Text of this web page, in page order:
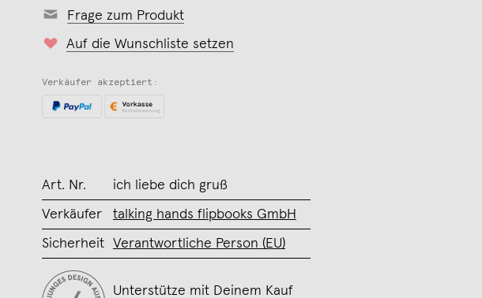
Frage zum Produkt
Auf die Wunschliste setzen
Verkäufer akzeptiert:
Art. Nr. ich liebe dich gruß
Verkäufer talking hands flipbooks GmbH
Sicherheit Verantwortliche Person (EU)
Unterstütze mit Deinem Kauf